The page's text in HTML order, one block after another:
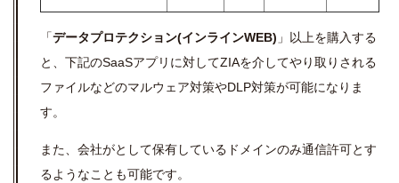
「データプロテクション(インラインWEB) 」以上を購入する
と、下記のSaaSアプリに対してZIAを介してやり取りされる
ファイルなどのマルウェア対策やDLP対策が可能になりま
す。
また、会社がとして保有しているドメインのみ通信許可とす
るようなことも可能です。